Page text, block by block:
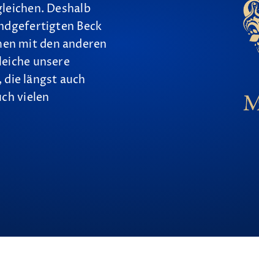
Deshalb
Beck
mit den anderen
unsere
, die längst auch
vielen